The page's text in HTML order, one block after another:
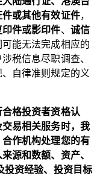
或其他有效证件，
件或影印件、 诚信
能无法完成相应的
税信息尽职调查、
自律准则规定的义
格投资者资格认
易相关服务时，我
作机构处理您的有
源和数额、资产、
投资经验、投资目标